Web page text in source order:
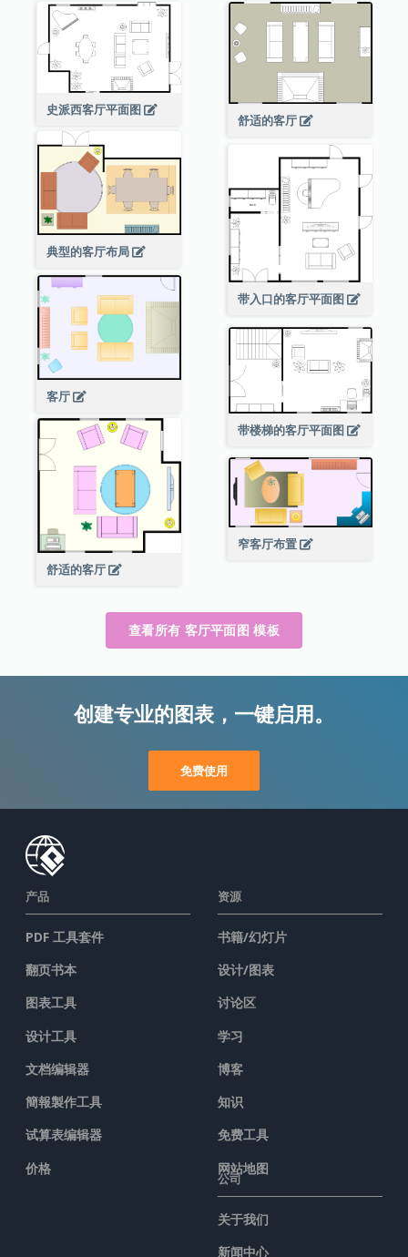
史派西客厅平面图
舒适的客厅
典型的客厅布局
带入口的客厅平面图
客厅
带楼梯的客厅平面图
舒适的客厅
窄客厅布置
查看所有 客厅平面图 模板
创建专业的图表，一键启用。
免费使用
产品
PDF 工具套件
翻页书本
图表工具
设计工具
文档编辑器
簡報製作工具
试算表编辑器
价格
资源
书籍/幻灯片
设计/图表
讨论区
学习
博客
知识
免费工具
网站地图
公司
关于我们
新闻中心